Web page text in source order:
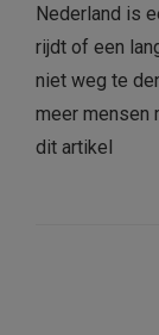
Nederland is
rijdt of een
niet weg te
meer mensen
dit artikel